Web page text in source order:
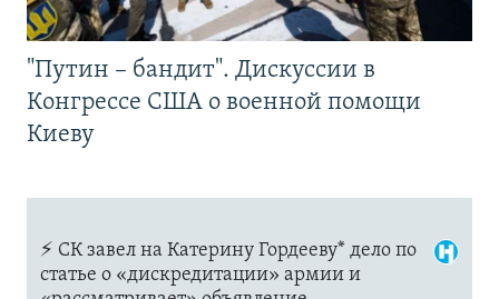
"Путин – бандит". Дискуссии в
Конгрессе США о военной помощи
Киеву